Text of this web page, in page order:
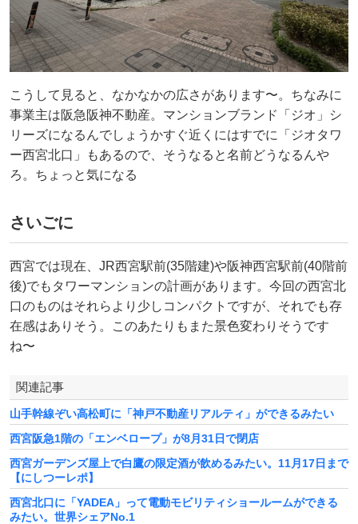
こうして見ると、なかなかの広さがあります〜。ちなみに
事業主は阪急阪神不動産。マンションブランド「ジオ」シ
リーズになるんでしょうかすぐ近くにはすでに「ジオタワ
ー西宮北口」もあるので、そうなると名前どうなるんや
ろ。ちょっと気になる
さいごに
西宮では現在、JR西宮駅前(35階建)や阪神西宮駅前(40階前
後)でもタワーマンションの計画があります。今回の西宮北
口のものはそれらより少しコンパクトですが、それでも存
在感はありそう。このあたりもまた景色変わりそうです
ね〜
関連記事
山手幹線ぞい高松町に「神戸不動産リアルティ」ができるみたい
西宮阪急1階の「エンベロープ」が8月31日で閉店
西宮ガーデンズ屋上で白鷹の限定酒が飲めるみたい。11月17日まで
【にしつーレポ】
西宮北口に「YADEA」って電動モビリティショールームができる
みたい。世界シェアNo.1